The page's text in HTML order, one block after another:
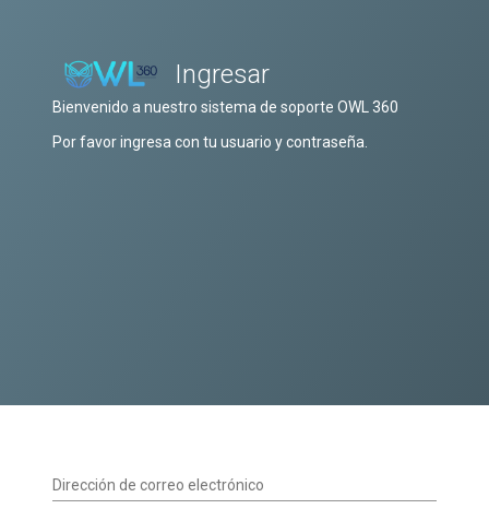
Ingresar
Bienvenido a nuestro sistema de soporte OWL 360
Por favor ingresa con tu usuario y contraseña.
Dirección de correo electrónico